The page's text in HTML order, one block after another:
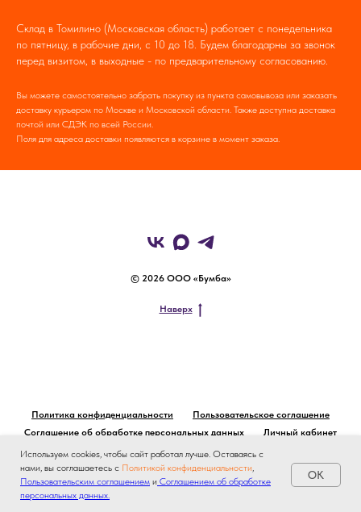
Используем cookies, чтобы сайт работал лучше. Оставаясь с
нами, вы соглашаетесь с Политикой конфиденциальности,
Пользовательским соглашением и Соглашением об обработке
персональных данных.
OK
Склад в Томилино (Московская область) работает с понедельника
по пятницу, в рабочие дни, с 10 до 18. Будем благодарны за звонок
перед визитом, в выходные - по предварительному согласованию.
Вы можете самостоятельно забрать покупку из пункта самовывоза или заказать
доставку курьером по Москве и Московской области. Также доступна доставка
почтой или СДЭК по всей России.
Поля для адреса доставки появляются в корзине в момент заказа.
© 2026 ООО «Бумба»
Наверх
Политика конфиденциальности
Пользовательское соглашение
Соглашение об обработке персональных данных
Личный кабинет